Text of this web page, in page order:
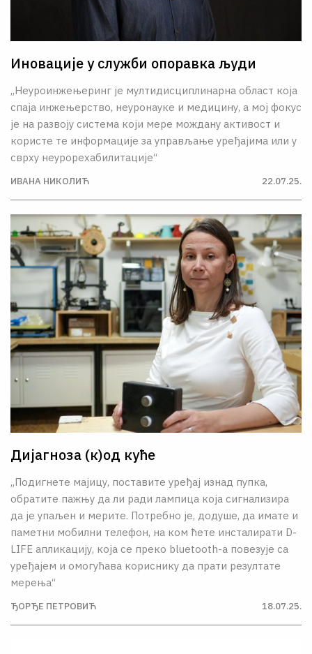
Иновације у служби опоравка људи
„Неуроинжењеринг је мултидисциплинарна област која
спаја инжењерство, неуронауке и медицину, а мој фокус
је на развоју система који мере мождану активост и
користе те информације за управљање уређајима или у
сврху неурорехабилитације“
ИВАНА НИКОЛИЋ 22.07.25.
Дијагноза (к)од куће
„Подигнете мајицу, поставите уређај изнад пупка,
обратите пажњу да ли ради лампица која сигнализира
да је упаљен и мерите. Потребно је, додуше, да имате и
паметни мобилни телефон, на ком ћете инсталирати D-
LIFE апликацију, која се преко bluetooth-а повезује са
уређајем и омогућава кориснику да прати резултате
мерења“
ЂОРЂЕ ПЕТРОВИЋ 18.07.25.